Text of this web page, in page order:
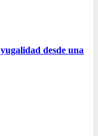
desde una